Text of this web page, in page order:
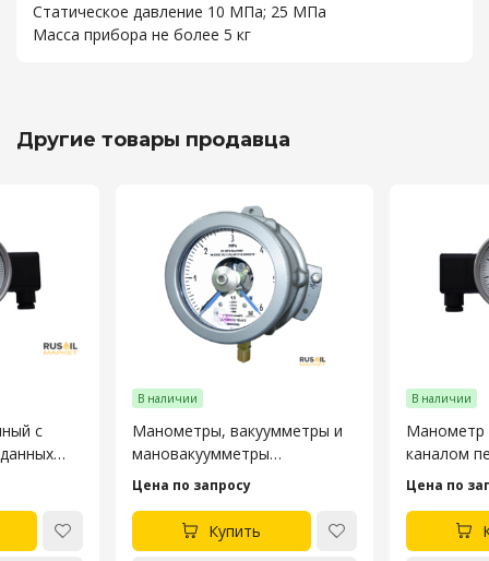
Статическое давление 10 МПа; 25 МПа
Масса прибора не более 5 кг
Другие товары продавца
с
В наличии
Манометры, вакуумметры и
мановакуумметры
показывающие
сигнализирующие
взрывозащищённые
ДМ2005Сг1Ех, ДВ2005Сг1Ех и
Цена по запросу
Купить
В наличии
Манометр
каналом
МП3А-Кс-И
Цена по